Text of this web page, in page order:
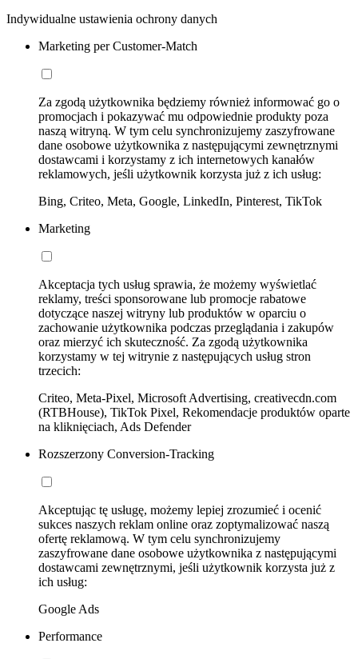
Indywidualne ustawienia ochrony danych
Marketing per Customer-Match
Za zgodą użytkownika będziemy również informować go o
promocjach i pokazywać mu odpowiednie produkty poza
naszą witryną. W tym celu synchronizujemy zaszyfrowane
dane osobowe użytkownika z następującymi zewnętrznymi
dostawcami i korzystamy z ich internetowych kanałów
reklamowych, jeśli użytkownik korzysta już z ich usług:
Bing, Criteo, Meta, Google, LinkedIn, Pinterest, TikTok
Marketing
Akceptacja tych usług sprawia, że możemy wyświetlać
reklamy, treści sponsorowane lub promocje rabatowe
dotyczące naszej witryny lub produktów w oparciu o
zachowanie użytkownika podczas przeglądania i zakupów
oraz mierzyć ich skuteczność. Za zgodą użytkownika
korzystamy w tej witrynie z następujących usług stron
trzecich:
Criteo, Meta-Pixel, Microsoft Advertising, creativecdn.com
(RTBHouse), TikTok Pixel, Rekomendacje produktów oparte
na kliknięciach, Ads Defender
Rozszerzony Conversion-Tracking
Akceptując tę usługę, możemy lepiej zrozumieć i ocenić
sukces naszych reklam online oraz zoptymalizować naszą
ofertę reklamową. W tym celu synchronizujemy
zaszyfrowane dane osobowe użytkownika z następującymi
dostawcami zewnętrznymi, jeśli użytkownik korzysta już z
ich usług:
Google Ads
Performance